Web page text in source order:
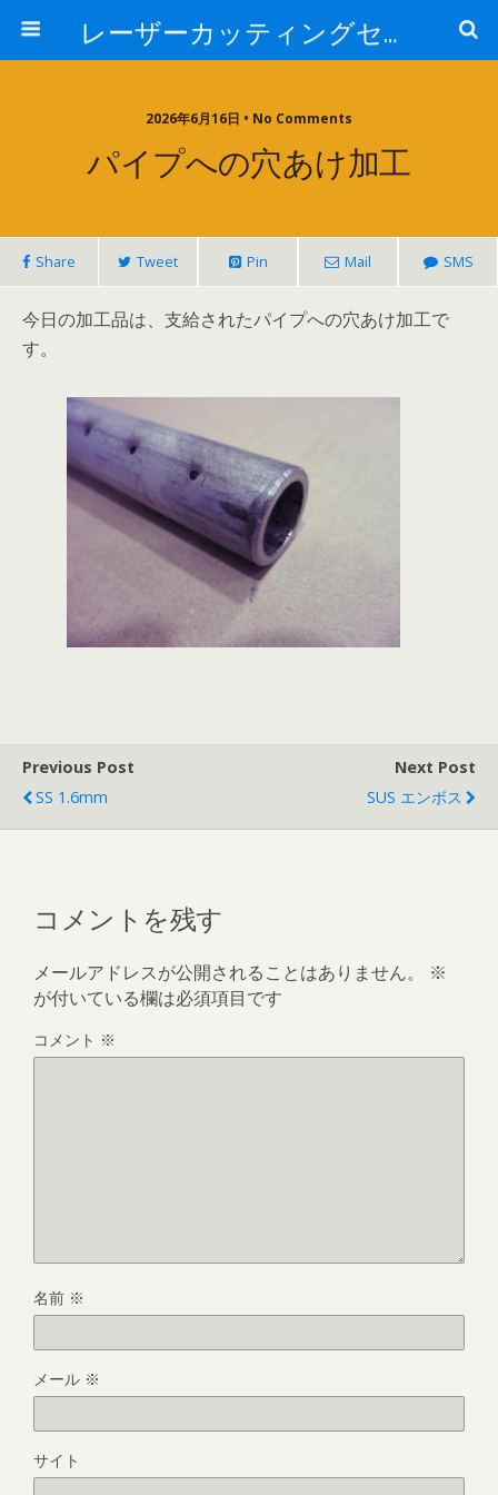
レーザーカッティングセンター 株式会社 中本鉄工所
2026年6月16日 • No Comments
パイプへの穴あけ加工
Share Tweet Pin Mail SMS
今日の加工品は、支給されたパイプへの穴あけ加工で
す。
Previous Post
SS 1.6mm
Next Post
SUS エンボス
コメントを残す
メールアドレスが公開されることはありません。
※
が付いている欄は必須項目です
コメント ※
名前 ※
メール ※
サイト